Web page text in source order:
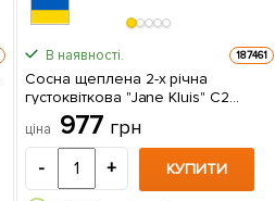
В наявності. 187461
Сосна щеплена 2-х річна
густоквіткова "Jane Kluis" С2
висота 20-25 см 1 саджанець в
упаковці
ціна 977 грн
- + КУПИТИ